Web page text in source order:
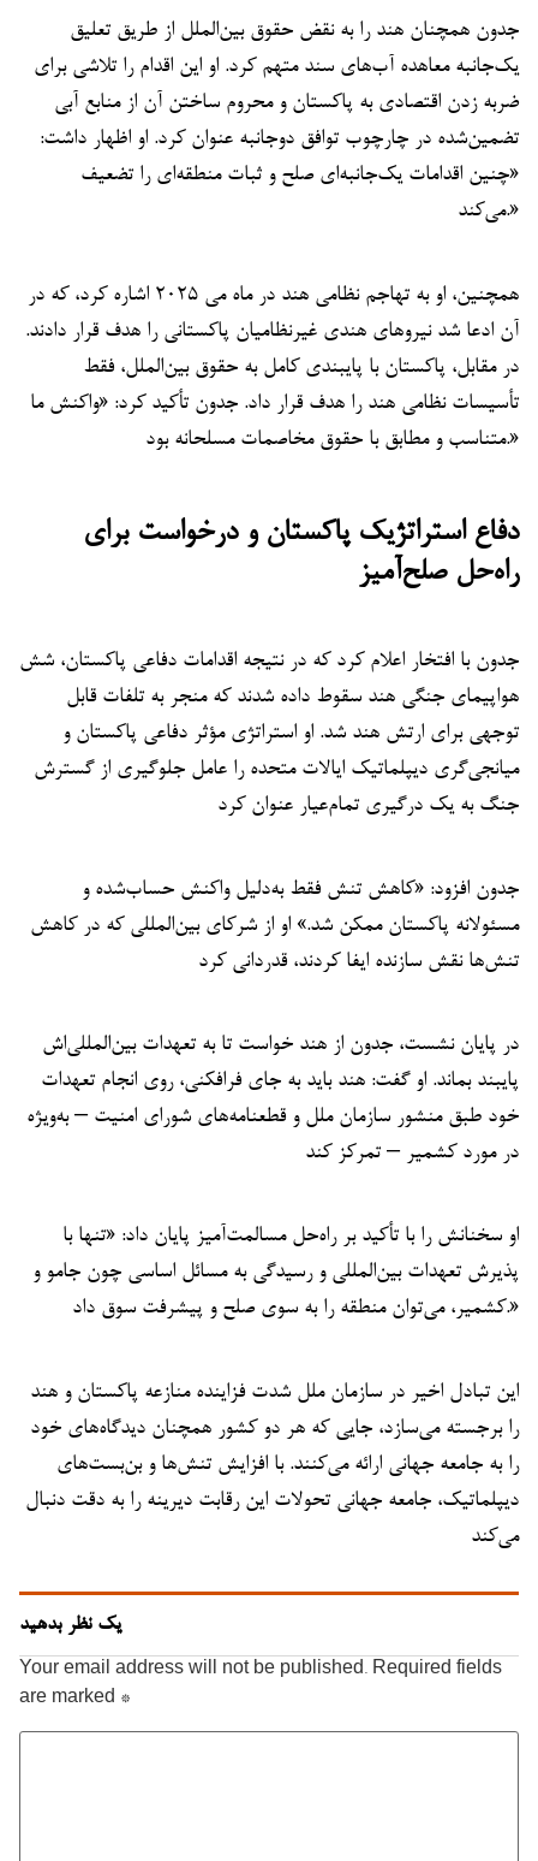
جدون همچنان هند را به نقض حقوق بین‌الملل از طریق تعلیق
یک‌جانبه معاهده آب‌های سند متهم کرد. او این اقدام را تلاشی برای
ضربه‌ زدن اقتصادی به پاکستان و محروم ساختن آن از منابع آبی
تضمین‌شده در چارچوب توافق دوجانبه عنوان کرد. او اظهار داشت:
«چنین اقدامات یک‌جانبه‌ای صلح و ثبات منطقه‌ای را تضعیف
می‌کند.»
همچنین، او به تهاجم نظامی هند در ماه می ۲۰۲۵ اشاره کرد، که در
آن ادعا شد نیروهای هندی غیرنظامیان پاکستانی را هدف قرار دادند.
در مقابل، پاکستان با پایبندی کامل به حقوق بین‌الملل، فقط
تأسیسات نظامی هند را هدف قرار داد. جدون تأکید کرد: «واکنش ما
متناسب و مطابق با حقوق مخاصمات مسلحانه بود.»
دفاع استراتژیک پاکستان و درخواست برای
راه‌حل صلح‌آمیز
جدون با افتخار اعلام کرد که در نتیجه اقدامات دفاعی پاکستان، شش
هواپیمای جنگی هند سقوط داده شدند که منجر به تلفات قابل
توجهی برای ارتش هند شد. او استراتژی مؤثر دفاعی پاکستان و
میانجی‌گری دیپلماتیک ایالات متحده را عامل جلوگیری از گسترش
جنگ به یک درگیری تمام‌عیار عنوان کرد
جدون افزود: «کاهش تنش فقط به‌دلیل واکنش حساب‌شده و
مسئولانه پاکستان ممکن شد.» او از شرکای بین‌المللی که در کاهش
تنش‌ها نقش سازنده ایفا کردند، قدردانی کرد
در پایان نشست، جدون از هند خواست تا به تعهدات بین‌المللی‌اش
پایبند بماند. او گفت: هند باید به جای فرافکنی، روی انجام تعهدات
خود طبق منشور سازمان ملل و قطعنامه‌های شورای امنیت – به‌ویژه
در مورد کشمیر – تمرکز کند
او سخنانش را با تأکید بر راه‌حل مسالمت‌آمیز پایان داد: «تنها با
پذیرش تعهدات بین‌المللی و رسیدگی به مسائل اساسی چون جامو و
کشمیر، می‌توان منطقه را به سوی صلح و پیشرفت سوق داد.»
این تبادل اخیر در سازمان ملل شدت فزاینده منازعه پاکستان و هند
را برجسته می‌سازد، جایی که هر دو کشور همچنان دیدگاه‌های خود
را به جامعه جهانی ارائه می‌کنند. با افزایش تنش‌ها و بن‌بست‌های
دیپلماتیک، جامعه جهانی تحولات این رقابت دیرینه را به دقت دنبال
می‌کند
یک نظر بدهید
Your email address will not be published. Required fields
are marked *